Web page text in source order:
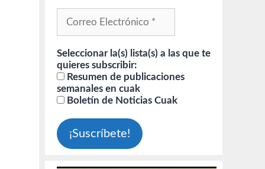
Seleccionar la(s) lista(s) a las que te
quieres subscribir:
Resumen de publicaciones
semanales en cuak
Boletín de Noticias Cuak